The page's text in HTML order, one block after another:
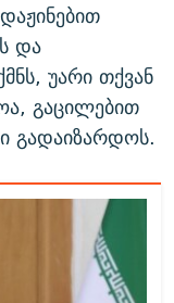
და
უარი თქვან
გაცილებით